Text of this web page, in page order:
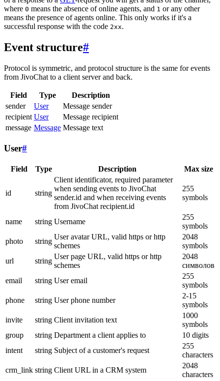
where 0 means the absence of online agents, and 1 or any other
means the presence of agents online. This only works if it's a
successful response with the code 2xx.
Event structure#
Protocol is symmetric, and protocol structure is the same for events
from JivoChat to a client server and back.
Field Type
Description
sender
User
Message sender
recipient User
Message recipient
message Message Message text
User#
Field Type Description Max size
id string
Client identificator, required parameter
when sending events to JivoChat
sender.id and when receiving events
from JivoChat recipient.id
255
symbols
name string Username
255
symbols
photo
string
User avatar URL, valid https or http
schemes
2048
symbols
url
string
User page URL, valid https or http
schemes
2048
символов
email
string User email
255
symbols
phone
string User phone number
2-15
symbols
invite
string Client invitation text
1000
symbols
group
string Department a client applies to
10 digits
intent
string Subject of a customer's request
255
characters
crm_link string Client URL in a CRM system
2048
characters